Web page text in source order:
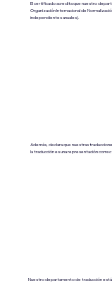
El certificado acredita que nuestro
Organización Internacional de
independientes anuales).
Además, declara que nuestras
la traducción es una representación
Nuestro departamento de traducción está